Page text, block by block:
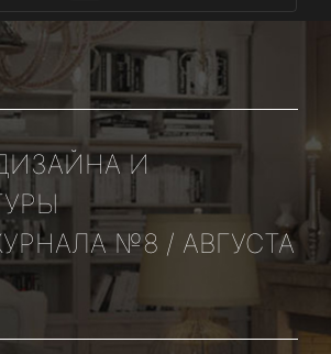
И
№8 / АВГУСТА